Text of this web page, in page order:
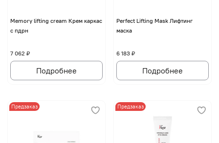
Memory lifting cream Крем каркас
с пдрн
7 062 ₽
Подробнее
Perfect Lifting Mask Лифтинг
маска
6 183 ₽
Подробнее
Предзаказ Предзаказ